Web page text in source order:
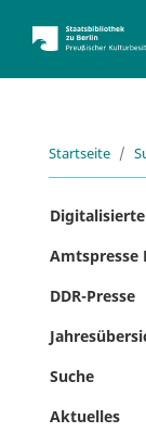
Startseite
Amtspresse
DDR-Presse
Suche
Aktuelles